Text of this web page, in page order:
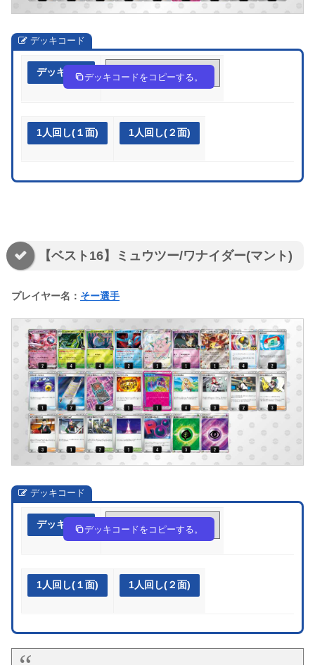
デッキコード
デッキ作成 inLNHn-M2rgIp-gg9gn6
デッキコードをコピーする。
1人回し(１面) 1人回し(２面)
【ベスト16】ミュウツー/ワナイダー(マント)
プレイヤー名： そー選手
デッキコード
デッキ作成 G888cD-2KmC39-DaDJD8
デッキコードをコピーする。
1人回し(１面) 1人回し(２面)